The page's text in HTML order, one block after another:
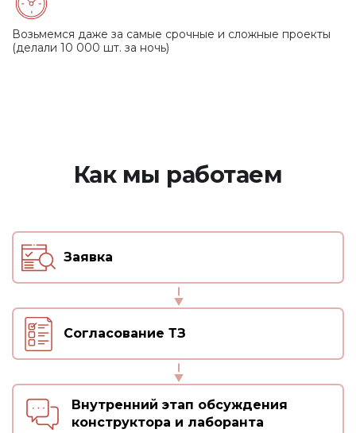
Возьмемся даже за самые срочные и сложные проекты
(делали 10 000 шт. за ночь)
Как мы работаем
Заявка
Согласование ТЗ
Внутренний этап обсуждения
конструктора и лаборанта